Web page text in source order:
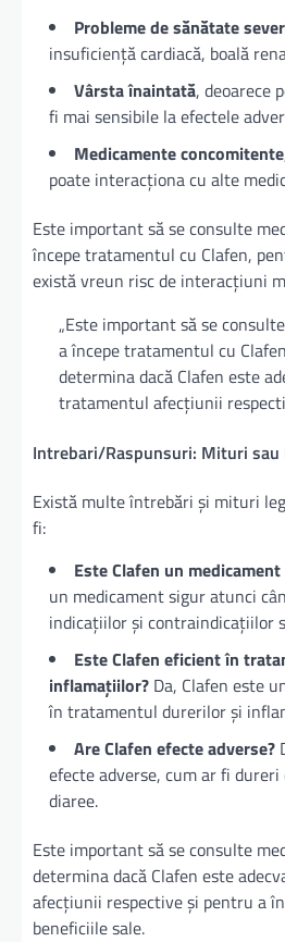
Probleme de sănătate
insuficiență cardiacă, boală
Vârsta înaintată, deoarece
fi mai sensibile la efectele
Medicamente concomitente
poate interacționa cu alte
Este important să se consulte
începe tratamentul cu Clafen,
există vreun risc de interacțiuni
„Este important să se
a începe tratamentul cu
determina dacă Clafen este
tratamentul afecțiunii
Intrebari/Raspunsuri: Mituri sau
Există multe întrebări și mituri
fi:
Este Clafen un
un medicament sigur atunci
indicațiilor și contraindicațiilor
Este Clafen eficient în
inflamațiilor? Da, Clafen este
în tratamentul durerilor și
Are Clafen efecte adverse?
efecte adverse, cum ar fi dureri
diaree.
Este important să se consulte
determina dacă Clafen este
afecțiunii respective și pentru a
beneficiile sale.